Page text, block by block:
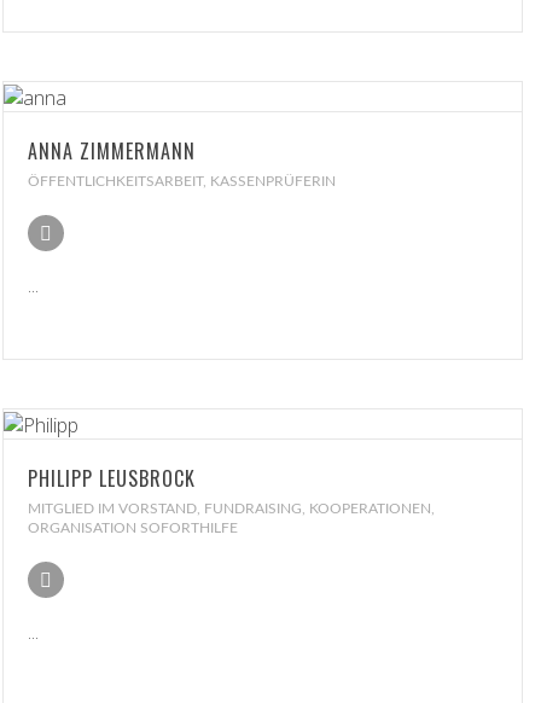
ANNA ZIMMERMANN
ÖFFENTLICHKEITSARBEIT, KASSENPRÜFERIN
...
PHILIPP LEUSBROCK
MITGLIED IM VORSTAND, FUNDRAISING, KOOPERATIONEN,
ORGANISATION SOFORTHILFE
...